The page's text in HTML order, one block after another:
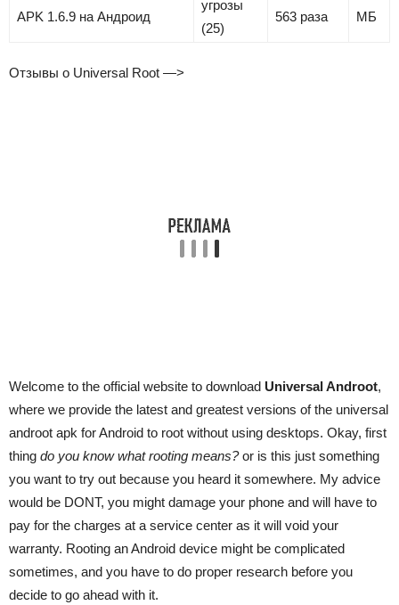
APK 1.6.9 на Андроид
угрозы
(25)
563 раза
MБ
Отзывы о Universal Root —>
Welcome to the official website to download Universal Androot,
where we provide the latest and greatest versions of the universal
androot apk for Android to root without using desktops. Okay, first
thing do you know what rooting means?or is this just something
you want to try out because you heard it somewhere. My advice
would be DONT, you might damage your phone and will have to
pay for the charges at a service center as it will void your
warranty. Rooting an Android device might be complicated
sometimes, and you have to do proper research before you
decide to go ahead with it.